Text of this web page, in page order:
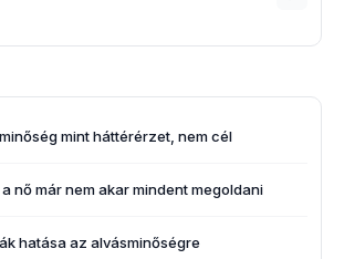
mint háttérérzet, nem cél
nő már nem akar mindent megoldani
hatása az alvásminőségre